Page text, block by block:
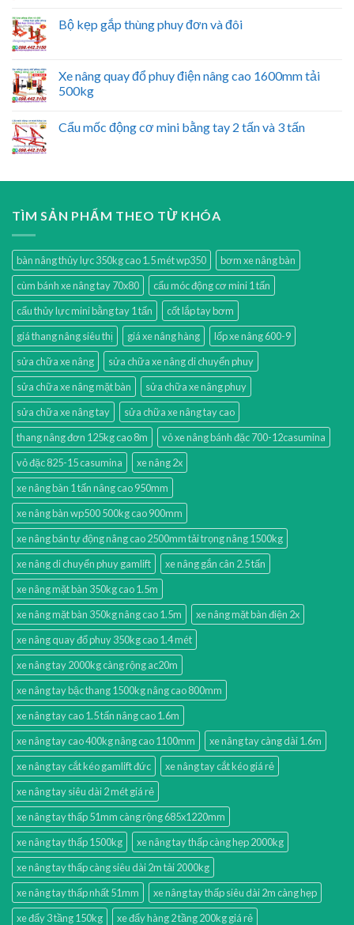
Bộ kẹp gắp thùng phuy đơn và đôi
Xe nâng quay đổ phuy điện nâng cao 1600mm tải
500kg
Cẩu mốc động cơ mini bằng tay 2 tấn và 3 tấn
TÌM SẢN PHẨM THEO TỪ KHÓA
bàn nâng thủy lực 350kg cao 1.5 mét wp350
bơm xe nâng bàn
cùm bánh xe nâng tay 70x80
cẩu móc động cơ mini 1 tấn
cẩu thủy lực mini bằng tay 1 tấn
cốt lắp tay bơm
giá thang nâng siêu thị
giá xe nâng hàng
lốp xe nâng 600-9
sửa chữa xe nâng
sửa chữa xe nâng di chuyển phuy
sửa chữa xe nâng mặt bàn
sửa chữa xe nâng phuy
sửa chữa xe nâng tay
sửa chữa xe nâng tay cao
thang nâng đơn 125kg cao 8m
vỏ xe nâng bánh đặc 700-12casumina
vỏ đặc 825-15 casumina
xe nâng 2x
xe nâng bàn 1 tấn nâng cao 950mm
xe nâng bàn wp500 500kg cao 900mm
xe nâng bán tự động nâng cao 2500mm tải trọng nâng 1500kg
xe nâng di chuyển phuy gamlift
xe nâng gắn cân 2.5 tấn
xe nâng mặt bàn 350kg cao 1.5m
xe nâng mặt bàn 350kg nâng cao 1.5m
xe nâng mặt bàn điện 2x
xe nâng quay đổ phuy 350kg cao 1.4 mét
xe nâng tay 2000kg càng rộng ac20m
xe nâng tay bậc thang 1500kg nâng cao 800mm
xe nâng tay cao 1.5 tấn nâng cao 1.6m
xe nâng tay cao 400kg nâng cao 1100mm
xe nâng tay càng dài 1.6m
xe nâng tay cắt kéo gamlift đức
xe nâng tay cắt kéo giá rẻ
xe nâng tay siêu dài 2 mét giá rẻ
xe nâng tay thấp 51mm càng rộng 685x1220mm
xe nâng tay thấp 1500kg
xe nâng tay thấp càng hẹp 2000kg
xe nâng tay thấp càng siêu dài 2m tải 2000kg
xe nâng tay thấp nhất 51mm
xe nâng tay thấp siêu dài 2m càng hẹp
xe đẩy 3 tầng 150kg
xe đẩy hàng 2 tầng 200kg giá rẻ